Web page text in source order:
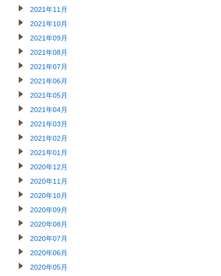
2021年11月
2021年10月
2021年09月
2021年08月
2021年07月
2021年06月
2021年05月
2021年04月
2021年03月
2021年02月
2021年01月
2020年12月
2020年11月
2020年10月
2020年09月
2020年08月
2020年07月
2020年06月
2020年05月